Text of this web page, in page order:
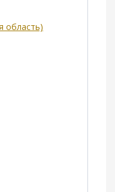
область)